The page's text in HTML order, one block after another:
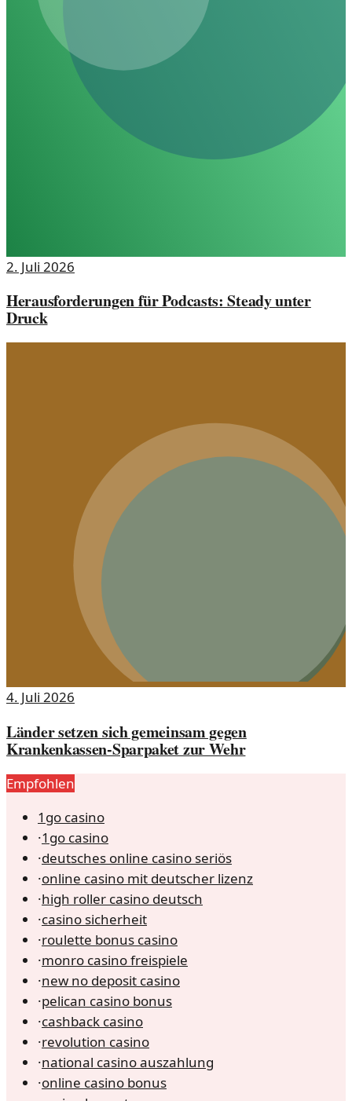
2. Juli 2026
Herausforderungen für Podcasts: Steady unter
Druck
4. Juli 2026
Länder setzen sich gemeinsam gegen
Krankenkassen-Sparpaket zur Wehr
Empfohlen
1go casino
·1go casino
·deutsches online casino seriös
·online casino mit deutscher lizenz
·high roller casino deutsch
·casino sicherheit
·roulette bonus casino
·monro casino freispiele
·new no deposit casino
·pelican casino bonus
·cashback casino
·revolution casino
·national casino auszahlung
·online casino bonus